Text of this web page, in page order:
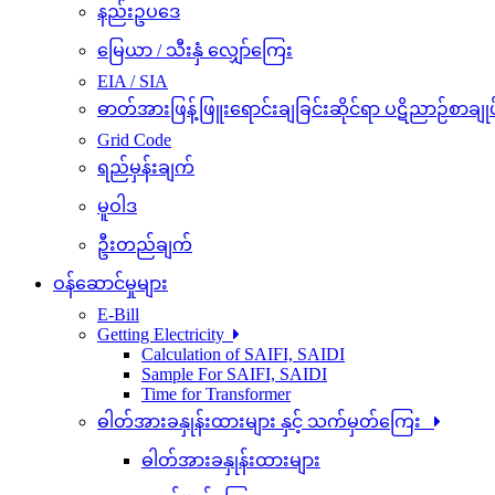
နည်းဥပဒေ
မြေယာ / သီးနှံ လျှော်ကြေး
EIA / SIA
ဓာတ်အားဖြန့်ဖြူးရောင်းချခြင်းဆိုင်ရာ ပဋိညာဉ်စာချု
Grid Code
ရည်မှန်းချက်
မူဝါဒ
ဦးတည်ချက်
ဝန်ဆောင်မှုများ
E-Bill
Getting Electricity
Calculation of SAIFI, SAIDI
Sample For SAIFI, SAIDI
Time for Transformer
ဓါတ်အားခနှုန်းထားများ နှင့် သက်မှတ်ကြေး
ဓါတ်အားခနှုန်းထားများ